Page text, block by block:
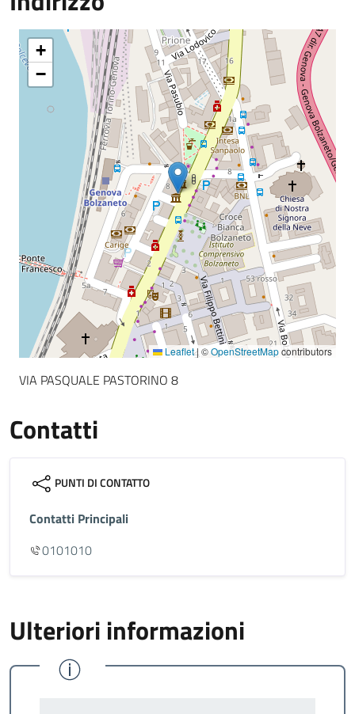
+
−
Leaflet| ©OpenStreetMapcontributors
VIA PASQUALE PASTORINO 8
Contatti
PUNTI DI CONTATTO
Contatti Principali
0101010
Ulteriori informazioni